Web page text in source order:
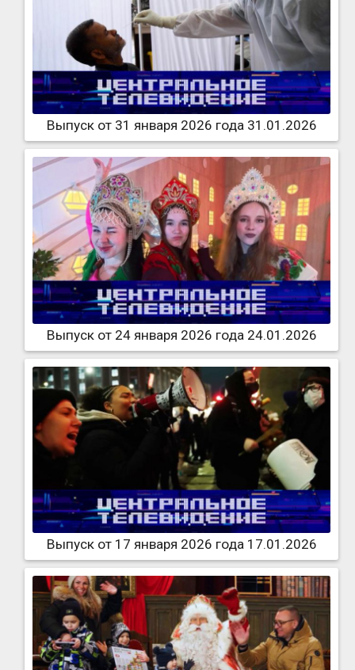
Выпуск от 31 января 2026 года 31.01.2026
Выпуск от 24 января 2026 года 24.01.2026
Выпуск от 17 января 2026 года 17.01.2026